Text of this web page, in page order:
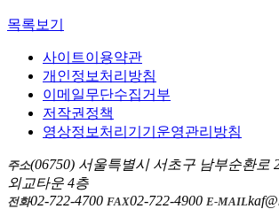
목록보기
사이트이용약관
개인정보처리방침
이메일무단수집거부
저작권정책
영상정보처리기기운영관리방침
주소(06750) 서울특별시 서초구 남부순환로
외교타운 4층
전화02-722-4700 FAX02-722-4900 E-MAIL